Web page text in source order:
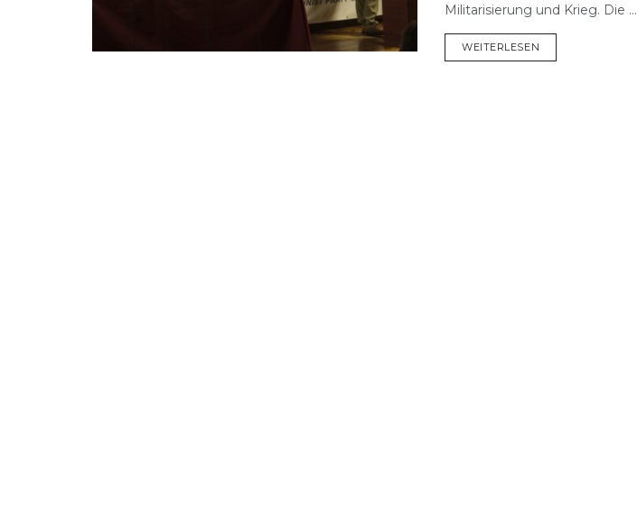
Militarisierung und Krieg. Die ...
WEITERLESEN